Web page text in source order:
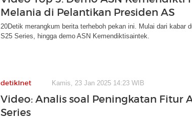
Melania di Pelantikan Presiden AS
20Detik merangkum berita terheboh pekan ini. Mulai dari kabar
S25 Series, hingga demo ASN Kemendiktisaintek.
detikInet Kamis, 23 Jan 2025 14:23 WIB
Video: Analis soal Peningkatan Fitur
Series